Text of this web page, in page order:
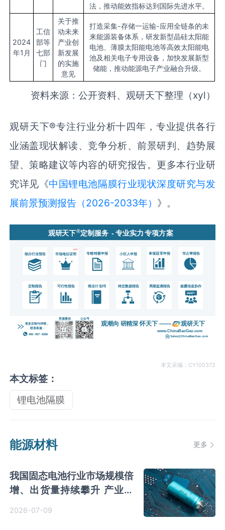
法，推动能效指标达到国际先进水平。
2024
年1月
工信
部等
七部
门
关于推
动未来
产业创
新发展
的实施
意见
打造采集-存储一运输-应用全链条的未
来能源装备体系，研发新型晶硅太阳能
电池、薄膜太阳能电池等高效太阳能电
池及相关电子专用设备，加快发展新型
储能，推动能源电子产业融合升级。
资料来源：公开资料、观研天下整理（xyl）
观研天下®专注行业分析十四年，专业提供各行
业涵盖现状解读、竞争分析、前景研判、趋势展
望、策略建议等内容的研究报告。更多本行业研
究详见《中国锂电池隔膜行业现状深度研究与发
展前景预测报告（2026-2033年） 》。
本文采编：CY100372
本文标签：
锂电池隔膜
能源材料 更多
我国固态电池行业市场规模倍
增、出货量持续攀升 产业化
2026-07-09